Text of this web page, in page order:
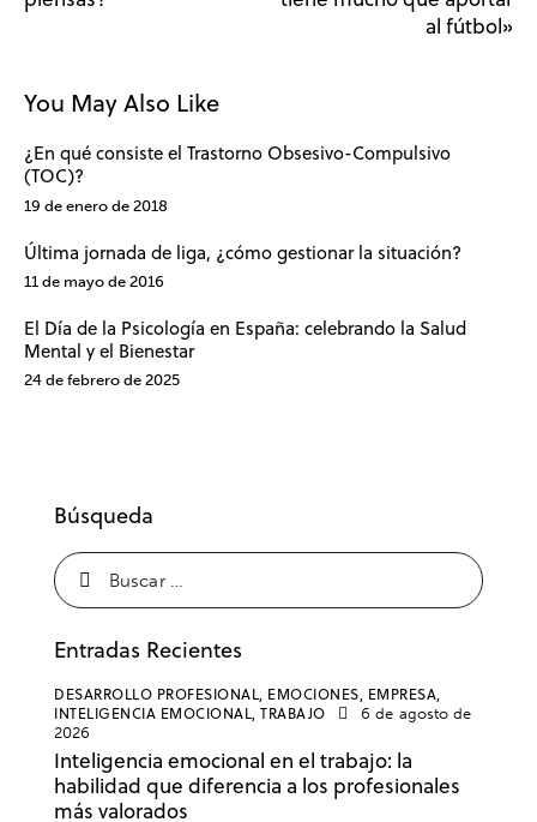
al fútbol»
You May Also Like
¿En qué consiste el Trastorno Obsesivo-Compulsivo
(TOC)?
19 de enero de 2018
Última jornada de liga, ¿cómo gestionar la situación?
11 de mayo de 2016
El Día de la Psicología en España: celebrando la Salud
Mental y el Bienestar
24 de febrero de 2025
Búsqueda
Entradas Recientes
DESARROLLO PROFESIONAL, EMOCIONES, EMPRESA,
INTELIGENCIA EMOCIONAL, TRABAJO
6 de agosto de
2026
Inteligencia emocional en el trabajo: la
habilidad que diferencia a los profesionales
más valorados